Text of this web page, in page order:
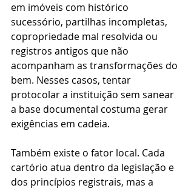
em imóveis com histórico
sucessório, partilhas incompletas,
copropriedade mal resolvida ou
registros antigos que não
acompanham as transformações do
bem. Nesses casos, tentar
protocolar a instituição sem sanear
a base documental costuma gerar
exigências em cadeia.
Também existe o fator local. Cada
cartório atua dentro da legislação e
dos princípios registrais, mas a